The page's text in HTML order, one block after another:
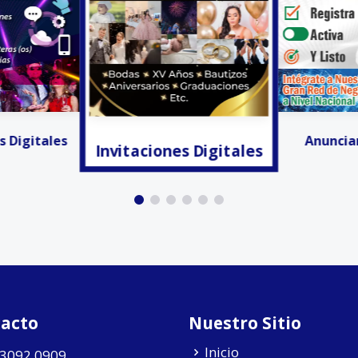
Digitales Anunciar Gratis!!!
Nuestro Sitio
Inicio